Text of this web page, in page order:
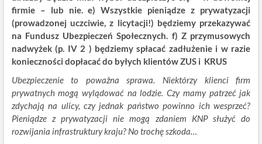
firmie – lub nie. e) Wszystkie pieniądze z prywatyzacji
(prowadzonej uczciwie, z licytacji!) będziemy przekazywać
na Fundusz Ubezpieczeń Społecznych. f) Z przymusowych
nadwyżek (p. IV 2 ) będziemy spłacać zadłużenie i w razie
konieczności dopłacać do byłych klientów ZUS i KRUS
Ubezpieczenie to poważna sprawa. Niektórzy klienci firm
prywatnych mogą wylądować na lodzie. Czy mamy patrzeć jak
zdychają na ulicy, czy jednak państwo powinno ich wesprzeć?
Pieniądze z prywatyzacji nie mogą zdaniem KNP służyć do
rozwijania infrastruktury kraju? No trochę szkoda…